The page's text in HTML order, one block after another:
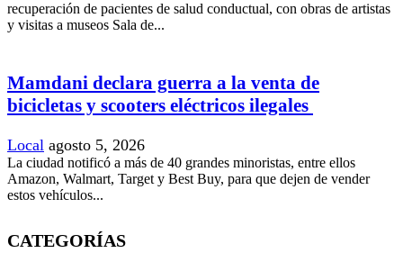
recuperación de pacientes de salud conductual, con obras de artistas
y visitas a museos Sala de...
Mamdani declara guerra a la venta de
bicicletas y scooters eléctricos ilegales
Local agosto 5, 2026
La ciudad notificó a más de 40 grandes minoristas, entre ellos
Amazon, Walmart, Target y Best Buy, para que dejen de vender
estos vehículos...
CATEGORÍAS